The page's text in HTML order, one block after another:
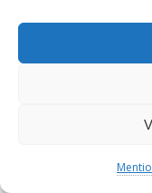
PHILIP